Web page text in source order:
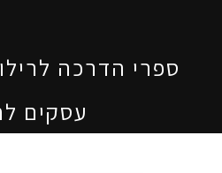
ספרי הדרכה
עסקים